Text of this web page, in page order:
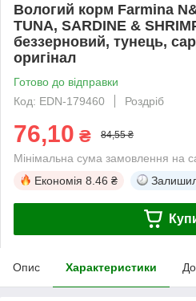
Вологий корм Farmina
TUNA, SARDINE &
беззерновий, тунець,
оригінал
Готово до відправки
Код: EDN-179460
Роздріб
76,10 ₴ 84,55 ₴
Мінімальна сума замовлення на
Економія 8.46 ₴
Опис Характеристики